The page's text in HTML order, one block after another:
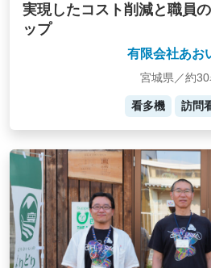
実現したコスト削減と職員
ップ
有限会社あお
宮城県／約30
看多機 訪問